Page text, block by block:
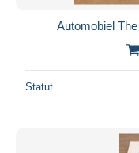
Automobiel
Statut